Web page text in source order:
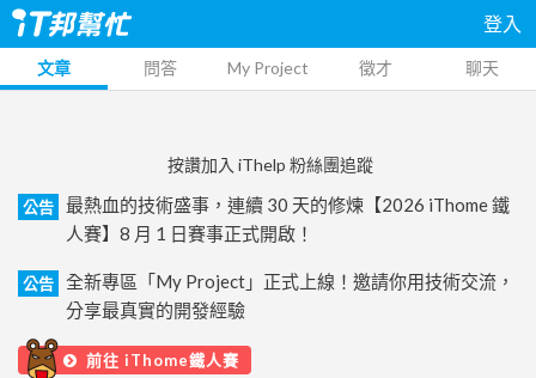
登入
文章 問答 My Project 徵才 聊天
按讚加入 iThelp 粉絲團追蹤
公告
最熱血的技術盛事，連續 30 天的修煉【2026 iThome 鐵
人賽】8 月 1 日賽事正式開啟！
公告
全新專區「My Project」正式上線！邀請你用技術交流，
分享最真實的開發經驗
前往 iThome鐵人賽